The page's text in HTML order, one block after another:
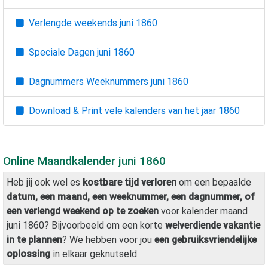
Verlengde weekends juni 1860
Speciale Dagen juni 1860
Dagnummers Weeknummers juni 1860
Download & Print vele kalenders van het jaar 1860
Online Maandkalender juni 1860
Heb jij ook wel es kostbare tijd verloren om een bepaalde
datum, een maand, een weeknummer, een dagnummer, of
een verlengd weekend op te zoeken voor kalender maand
juni 1860? Bijvoorbeeld om een korte welverdiende vakantie
in te plannen? We hebben voor jou een gebruiksvriendelijke
oplossing in elkaar geknutseld.